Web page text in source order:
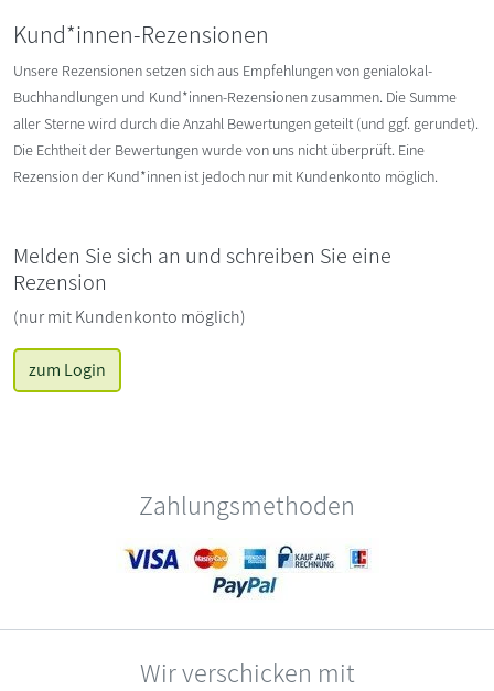
Kund*innen-Rezensionen
Unsere Rezensionen setzen sich aus Empfehlungen von genialokal-
Buchhandlungen und Kund*innen-Rezensionen zusammen. Die Summe
aller Sterne wird durch die Anzahl Bewertungen geteilt (und ggf. gerundet).
Die Echtheit der Bewertungen wurde von uns nicht überprüft. Eine
Rezension der Kund*innen ist jedoch nur mit Kundenkonto möglich.
Melden Sie sich an und schreiben Sie eine
Rezension
(nur mit Kundenkonto möglich)
zum Login
Zahlungsmethoden
Wir verschicken mit